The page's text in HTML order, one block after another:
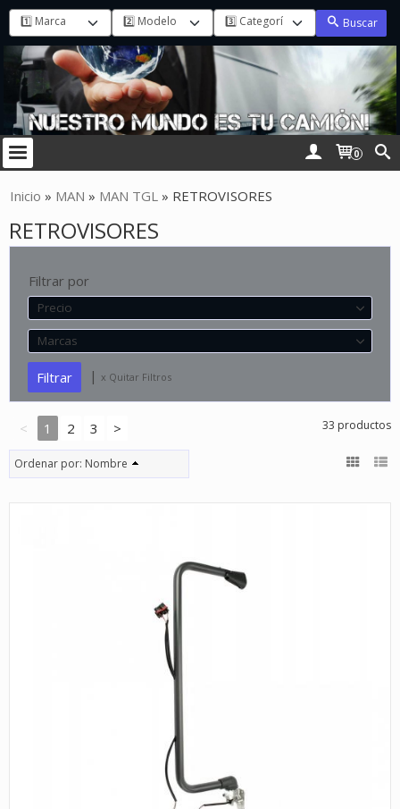
Buscar
0
Inicio » MAN » MAN TGL » RETROVISORES
RETROVISORES
Filtrar por
Precio
Marcas
| x Quitar Filtros
< 1 2 3 > 33 productos
Ordenar por: Nombre